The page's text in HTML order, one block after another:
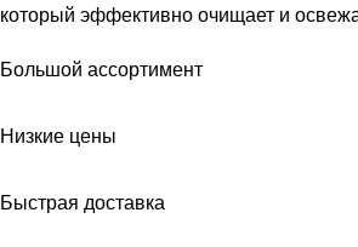
который эффективно очищает и
Большой ассортимент
Низкие цены
Быстрая доставка